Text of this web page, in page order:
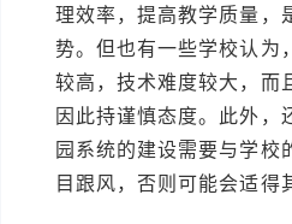
理效率，提高教学质量，
势。但也有一些学校认为
较高，技术难度较大，而
因此持谨慎态度。此外，
园系统的建设需要与学校
目跟风，否则可能会适得